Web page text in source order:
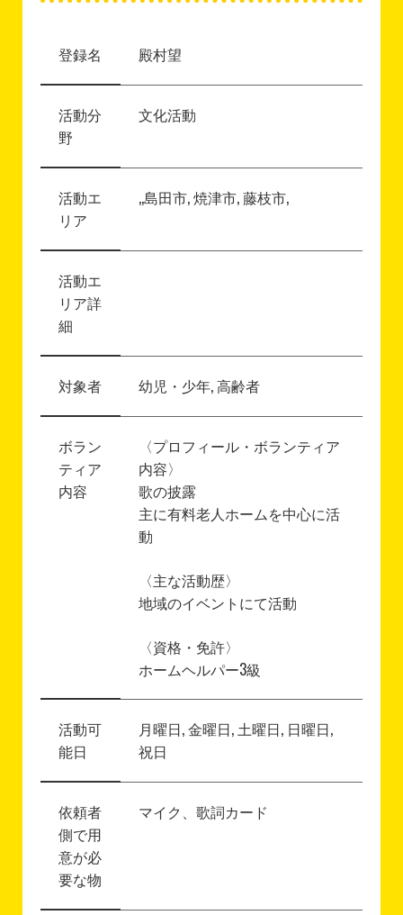
登録名 殿村望
活動分
野
文化活動
活動エ
リア
,,島田市, 焼津市, 藤枝市,
活動エ
リア詳
細
対象者 幼児・少年, 高齢者
ボラン
ティア
内容
〈プロフィール・ボランティア
内容〉
歌の披露
主に有料老人ホームを中心に活
動
〈主な活動歴〉
地域のイベントにて活動
〈資格・免許〉
ホームヘルパー3級
活動可
能日
月曜日, 金曜日, 土曜日, 日曜日,
祝日
依頼者
側で用
意が必
要な物
マイク、歌詞カード